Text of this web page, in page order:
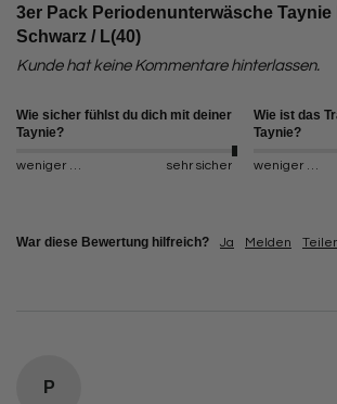
3er Pack Periodenunterwäsche
Schwarz / L(40)
Kunde hat keine Kommentare hinterlassen.
Wie sicher fühlst du dich mit deiner
Taynie?
weniger sicher sehr sicher
Wie ist das
Taynie?
weniger angenehm
War diese Bewertung hilfreich? Ja Melden
P